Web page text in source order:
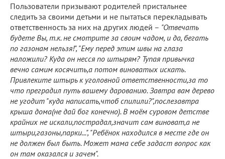
Пользователи призывают родителей пристальнее
следить за своими детьми и не пытаться перекладывать
ответственность за них на других людей – "Отвечать
будете Вы, т.к. не смотрите за своим чадом, и да, бегать
по газонам нельзя!", "Ему перед этим швы на глаза
наложили? Куда он несся по штырям? Тупая привычка
вечно самим косячить,а потом виноватых искать.
Привлеките штырь к уголовной ответственности,за то
что преградил путь вашему дарованию. Завтра вам дерево
не угодит "куда написать,чтоб спилили?",послезавтра
крыша дома(не дай бог конечно). В моём суровом детстве
крайних не искали,пострадал,значит сам виноват,а не
штыри,газоны,парки...", "Ребёнок находился в месте где он
не должен был быть. Может мама себе задаст вопрос как
он там оказался и зачем".